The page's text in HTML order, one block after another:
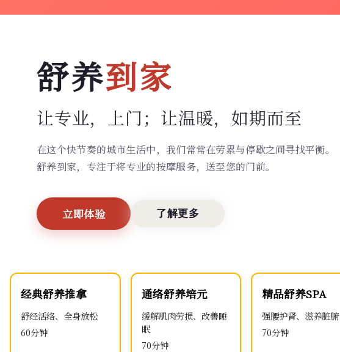
舒养到家
让专业，上门； 让温暖，如期而至
在这个快节奏的城市生活中，我们常常在劳累与停歇之间寻找平衡。
舒养到家，专注于将专业的按摩服务，送至您的门前。
立即体验 了解更多
经典舒养推拿
舒经活络、全身放松
60分钟
通络舒养培元
缓解肌肉劳损、改善睡
眠
70分钟
精品舒养SPA
强腰护肾、滋养脏腑
70分钟